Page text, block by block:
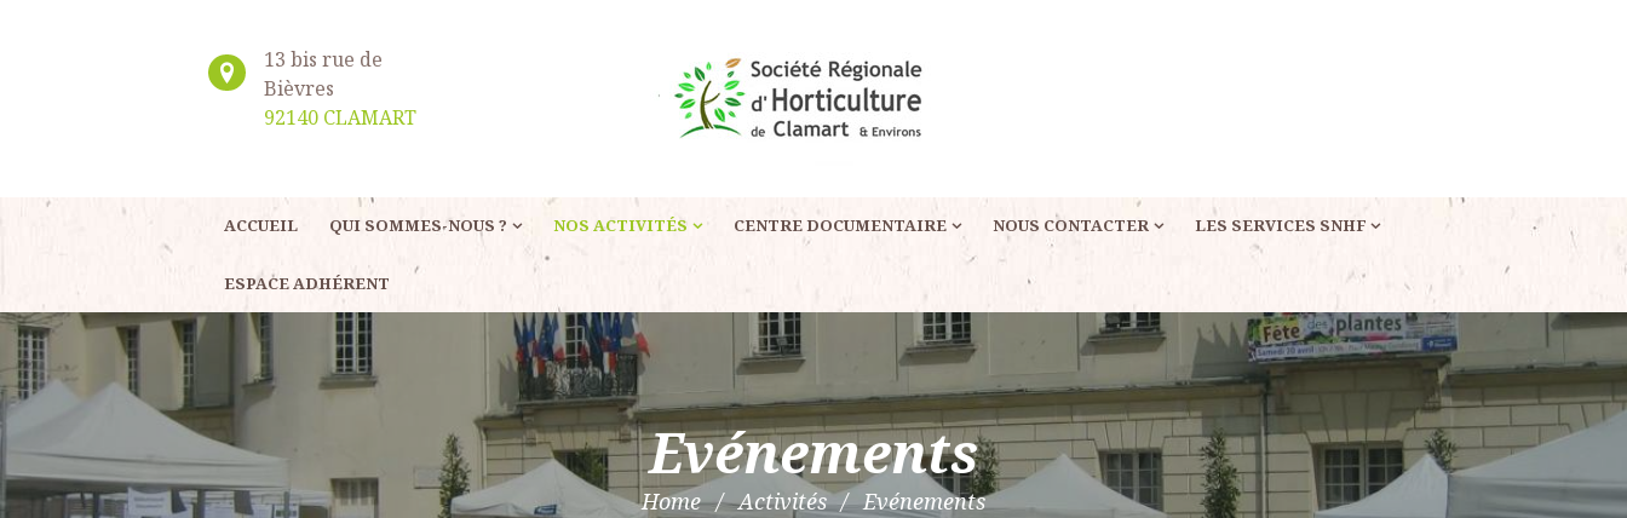
13 bis rue de
Bièvres
92140 CLAMART
ACCUEIL QUI SOMMES-NOUS ? NOS ACTIVITÉS CENTRE DOCUMENTAIRE NOUS CONTACTER LES SERVICES SNHF
ESPACE ADHÉRENT
Evénements
Home Activités Evénements